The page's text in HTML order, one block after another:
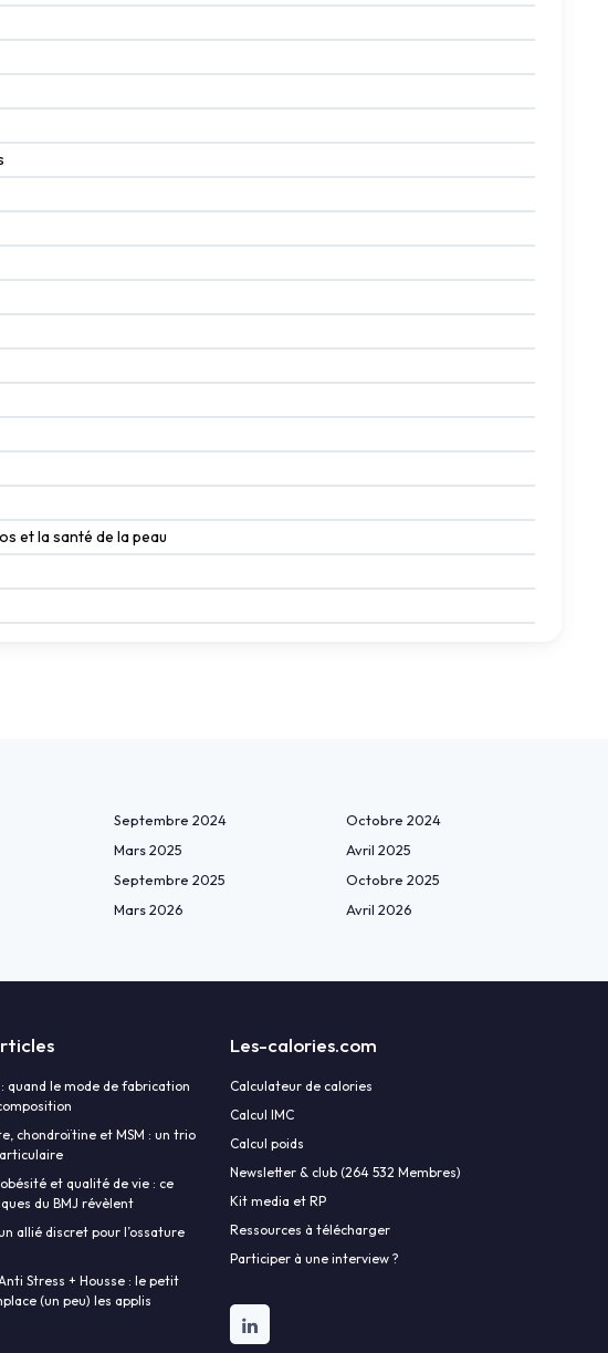
et la santé de la peau
Septembre 2024
Octobre 2024
Mars 2025
Avril 2025
Septembre 2025
Octobre 2025
Mars 2026
Avril 2026
le mode de fabrication
chondroïtine et MSM : un trio
et qualité de vie : ce
du BMJ révèlent
allié discret pour l’ossature
Anti Stress + Housse : le petit
(un peu) les applis
Les-calories.com
Calculateur de calories
Calcul IMC
Calcul poids
Newsletter & club (264 532 Membres)
Kit media et RP
Ressources à télécharger
Participer à une interview ?